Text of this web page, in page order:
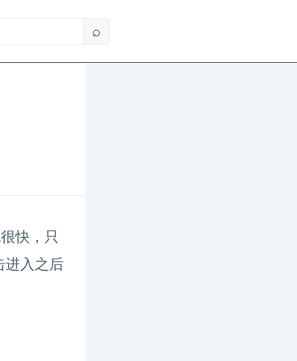
⌕
快，只
进入之后